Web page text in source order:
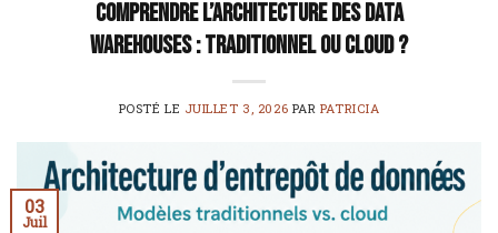
Comprendre l’architecture des data
warehouses : traditionnel ou cloud ?
POSTÉ LE JUILLET 3, 2026 PAR PATRICIA
03
Juil